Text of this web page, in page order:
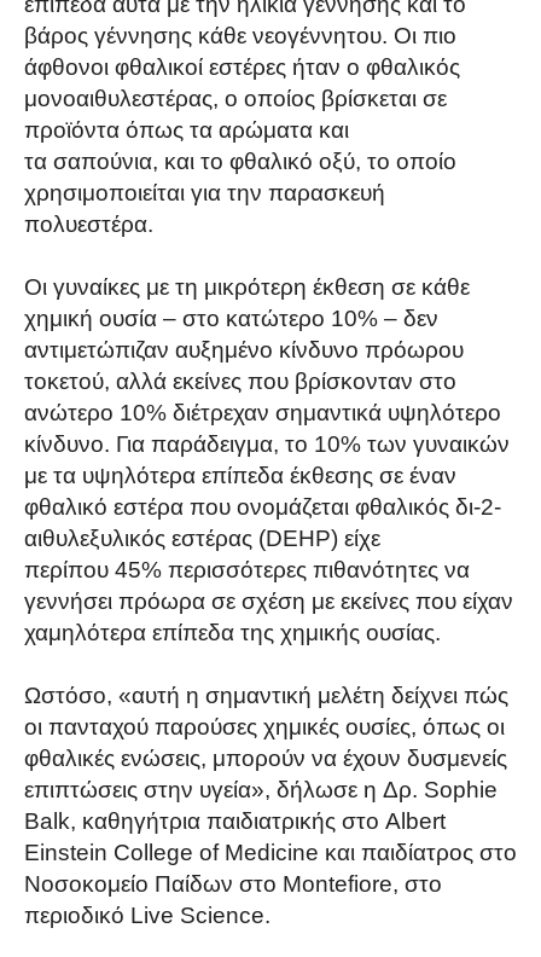
βάρος γέννησης κάθε νεογέννητου. Οι πιο
άφθονοι φθαλικοί εστέρες ήταν ο φθαλικός
μονοαιθυλεστέρας, ο οποίος βρίσκεται σε
προϊόντα όπως τα αρώματα και
τα σαπούνια, και το φθαλικό οξύ, το οποίο
χρησιμοποιείται για την παρασκευή
πολυεστέρα.
Οι γυναίκες με τη μικρότερη έκθεση σε κάθε
χημική ουσία – στο κατώτερο 10% – δεν
αντιμετώπιζαν αυξημένο κίνδυνο πρόωρου
τοκετού, αλλά εκείνες που βρίσκονταν στο
ανώτερο 10% διέτρεχαν σημαντικά υψηλότερο
κίνδυνο. Για παράδειγμα, το 10% των γυναικών
με τα υψηλότερα επίπεδα έκθεσης σε έναν
φθαλικό εστέρα που ονομάζεται φθαλικός δι-2-
αιθυλεξυλικός εστέρας (DEHP) είχε
περίπου 45% περισσότερες πιθανότητες να
γεννήσει πρόωρα σε σχέση με εκείνες που είχαν
χαμηλότερα επίπεδα της χημικής ουσίας.
Ωστόσο, «αυτή η σημαντική μελέτη δείχνει πώς
οι πανταχού παρούσες χημικές ουσίες, όπως οι
φθαλικές ενώσεις, μπορούν να έχουν δυσμενείς
επιπτώσεις στην υγεία», δήλωσε η Δρ. Sophie
Balk, καθηγήτρια παιδιατρικής στο Albert
Einstein College of Medicine και παιδίατρος στο
Νοσοκομείο Παίδων στο Montefiore, στο
περιοδικό Live Science.